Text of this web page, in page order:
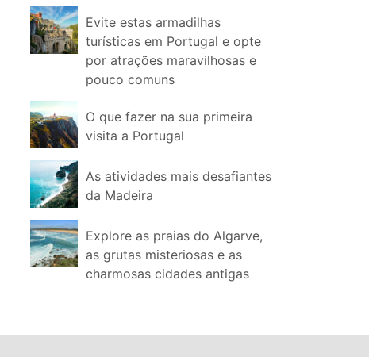
Evite estas armadilhas
turísticas em Portugal e opte
por atrações maravilhosas e
pouco comuns
O que fazer na sua primeira
visita a Portugal
As atividades mais desafiantes
da Madeira
Explore as praias do Algarve,
as grutas misteriosas e as
charmosas cidades antigas